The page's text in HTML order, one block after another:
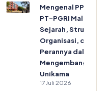
Mengenal PPLP
PT-PGRI Malang:
Sejarah, Struktur
Organisasi, dan
Perannya dalam
Mengembangkan
Unikama
17 Juli 2026